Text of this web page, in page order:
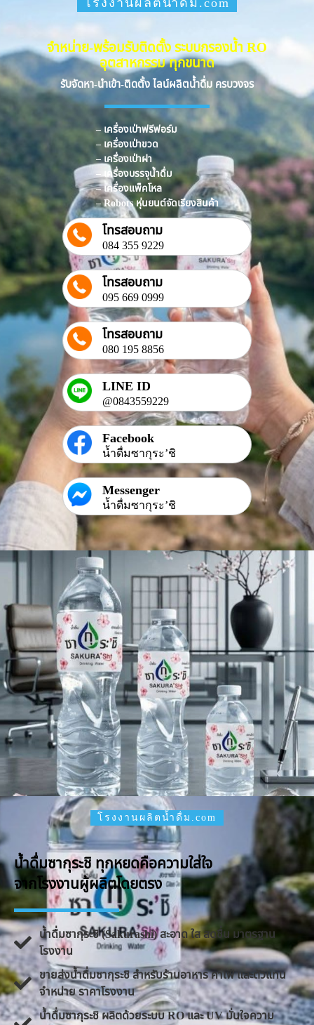
จำหน่าย-พร้อมรับติดตั้ง ระบบกรองน้ำ RO
อุตสาหกรรม ทุกขนาด
รับจัดหา-นำเข้า-ติดตั้ง ไลน์ผลิตน้ำดื่ม ครบวงจร
– เครื่องเป่าฟรีฟอร์ม
– เครื่องเป่าขวด
– เครื่องเป่าฝา
– เครื่องบรรจุน้ำดื่ม
– เครื่องแพ็คโหล
– Robots หุ่นยนต์จัดเรียงสินค้า
โทรสอบถาม
084 355 9229
โทรสอบถาม
095 669 0999
โทรสอบถาม
080 195 8856
LINE ID
@0843559229
Facebook
น้ำดื่มซากุระ’ชิ
Messenger
น้ำดื่มซากุระ’ชิ
โรงงานผลิตน้ำดื่ม.com
น้ำดื่มซากุระชิ ทุกหยดคือความใส่ใจ
จากโรงงานผู้ผลิตโดยตรง
น้ำดื่มซากุระชิ (Sakurashi) สะอาด ใส สดชื่น มาตรฐาน
โรงงาน
ขายส่งน้ำดื่มซากุระชิ สำหรับร้านอาหาร คาเฟ่ และตัวแทน
จำหน่าย ราคาโรงงาน
น้ำดื่มซากุระชิ ผลิตด้วยระบบ RO และ UV มั่นใจความ